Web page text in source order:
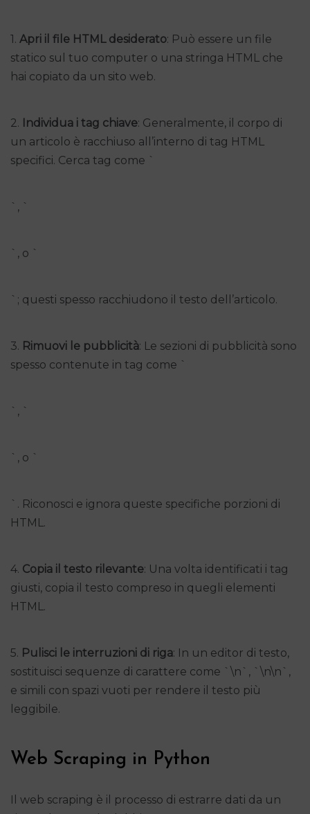
1. Apri il file HTML desiderato: Può essere un file
statico sul tuo computer o una stringa HTML che
hai copiato da un sito web.
2. Individua i tag chiave: Generalmente, il corpo di
un articolo è racchiuso all’interno di tag HTML
specifici. Cerca tag come `
`, `
`, o `
`; questi spesso racchiudono il testo dell’articolo.
3. Rimuovi le pubblicità: Le sezioni di pubblicità sono
spesso contenute in tag come `
`, `
`, o `
`. Riconosci e ignora queste specifiche porzioni di
HTML.
4. Copia il testo rilevante: Una volta identificati i tag
giusti, copia il testo compreso in quegli elementi
HTML.
5. Pulisci le interruzioni di riga: In un editor di testo,
sostituisci sequenze di carattere come `\n`, `\n\n`,
e simili con spazi vuoti per rendere il testo più
leggibile.
Web Scraping in Python
Il web scraping è il processo di estrarre dati da un